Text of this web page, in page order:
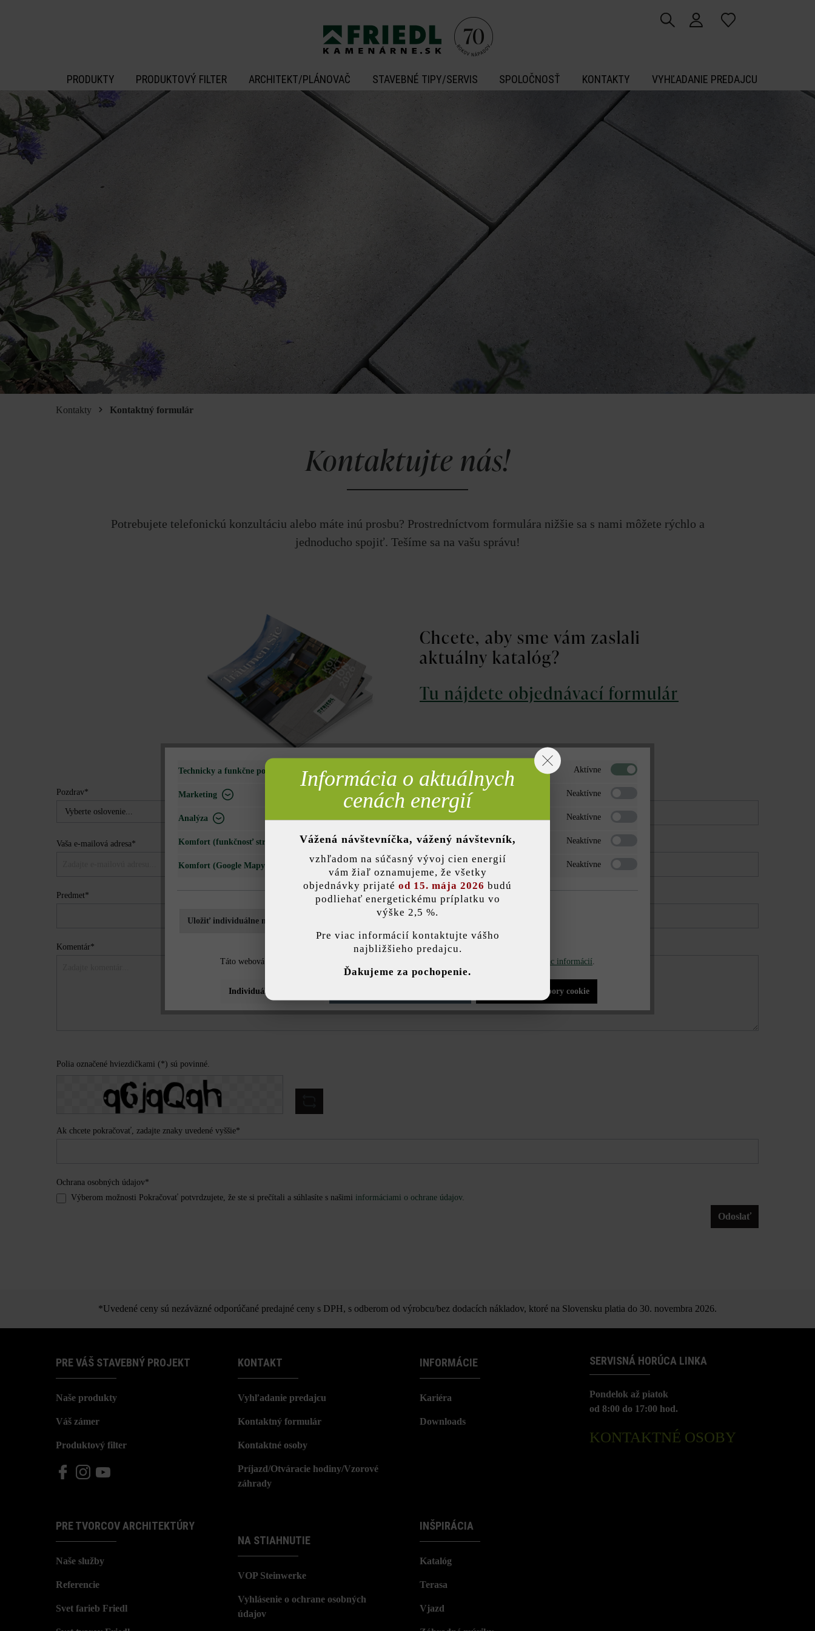
PRODUKTY PRODUKTOVÝ FILTER ARCHITEKT/PLÁNOVAČ STAVEBNÉ TIPY/SERVIS SPOLOČNOSŤ KONTAKTY VYHĽADANIE PREDAJCU
Kontakty Kontaktný formulár
Kontaktujte nás!
Potrebujete telefonickú konzultáciu alebo máte inú prosbu? Prostredníctvom formulára nižšie sa s nami môžete rýchlo a
jednoducho spojiť. Tešíme sa na vašu správu!
Chcete, aby sme vám zaslali
aktuálny katalóg?
Tu nájdete objednávací formulár
Pozdrav* Krstné meno* Priezvisko*
Vaša e-mailová adresa* Telefón*
Predmet*
Komentár*
Polia označené hviezdičkami (*) sú povinné.
Ak chcete pokračovať, zadajte znaky uvedené vyššie*
Ochrana osobných údajov*
Výberom možnosti Pokračovať potvrdzujete, že ste si prečítali a súhlasíte s našimi informáciami o ochrane údajov.
Odoslať
*Uvedené ceny sú nezáväzné odporúčané predajné ceny s DPH, s odberom od výrobcu/bez dodacích nákladov, ktoré na Slovensku platia do 30. novembra 2026.
PRE VÁŠ STAVEBNÝ PROJEKT
Naše produkty
Váš zámer
Produktový filter
PRE TVORCOV ARCHITEKTÚRY
Naše služby
Referencie
Svet farieb Friedl
KONTAKT
Vyhľadanie predajcu
Kontaktný formulár
Kontaktné osoby
Príjazd/Otváracie hodiny/Vzorové
záhrady
NA STIAHNUTIE
VOP Steinwerke
Vyhlásenie o ochrane osobných
údajov
INFORMÁCIE
Kariéra
Downloads
INŠPIRÁCIA
Katalóg
Terasa
Vjazd
SERVISNÁ HORÚCA LINKA
Pondelok až piatok
od 8:00 do 17:00 hod.
KONTAKTNÉ OSOBY
Technicky a funkčne potrebné Aktívne
Marketing Neaktívne
Analýza Neaktívne
Komfort (funkčnosť stránky) Neaktívne
Komfort (Google Mapy) Neaktívne
Uložiť individuálne nastavenie
Táto webová stránka používa súbory cookie, aby vám ponúkla najlepšiu možnú funkčnosť... Viac informácií
Individuálne nastavenia Povoliť všetky súbory cookie
Informácia o aktuálnych
cenách energií
Vážená návštevníčka, vážený návštevník,
vzhľadom na súčasný vývoj cien energií
vám žiaľ oznamujeme, že všetky
objednávky prijaté od 15. mája 2026 budú
podliehať energetickému príplatku vo
výške 2,5 %.
Pre viac informácií kontaktujte vášho
najbližšieho predajcu.
Ďakujeme za pochopenie.